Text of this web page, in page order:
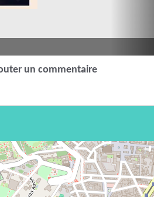
un commentaire